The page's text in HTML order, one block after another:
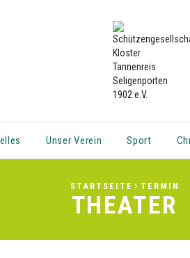
Unser Verein Sport
STARTSEITE
TERMIN
THEATER